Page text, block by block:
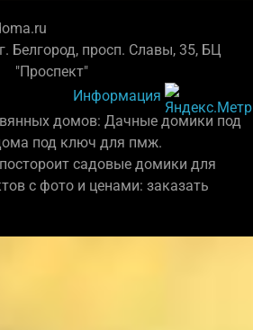
Белгород, просп. Славы, 35, БЦ
"Проспект"
Информация
домов: Дачные домики под
под ключ для пмж.
садовые домики для
с фото и ценами: заказать